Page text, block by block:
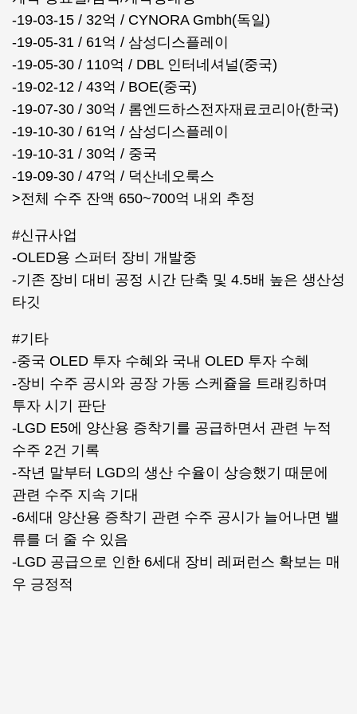
-19-03-15 / 32억 / CYNORA Gmbh(독일)
-19-05-31 / 61억 / 삼성디스플레이
-19-05-30 / 110억 / DBL 인터네셔널(중국)
-19-02-12 / 43억 / BOE(중국)
-19-07-30 / 30억 / 롬엔드하스전자재료코리아(한국)
-19-10-30 / 61억 / 삼성디스플레이
-19-10-31 / 30억 / 중국
-19-09-30 / 47억 / 덕산네오룩스
>전체 수주 잔액 650~700억 내외 추정
#신규사업
-OLED용 스퍼터 장비 개발중
-기존 장비 대비 공정 시간 단축 및 4.5배 높은 생산성
타깃
#기타
-중국 OLED 투자 수혜와 국내 OLED 투자 수혜
-장비 수주 공시와 공장 가동 스케쥴을 트래킹하며
투자 시기 판단
-LGD E5에 양산용 증착기를 공급하면서 관련 누적
수주 2건 기록
-작년 말부터 LGD의 생산 수율이 상승했기 때문에
관련 수주 지속 기대
-6세대 양산용 증착기 관련 수주 공시가 늘어나면 밸
류를 더 줄 수 있음
-LGD 공급으로 인한 6세대 장비 레퍼런스 확보는 매
우 긍정적